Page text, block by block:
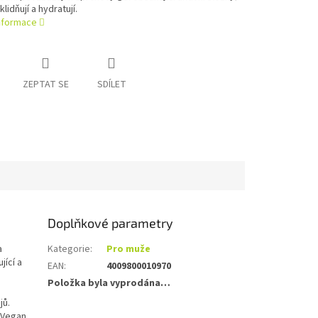
a hydratují.
ZEPTAT SE SDÍLET
a
Doplňkové parametry
Kategorie:
Pro muže
EAN:
4009800010970
Položka byla vyprodána…